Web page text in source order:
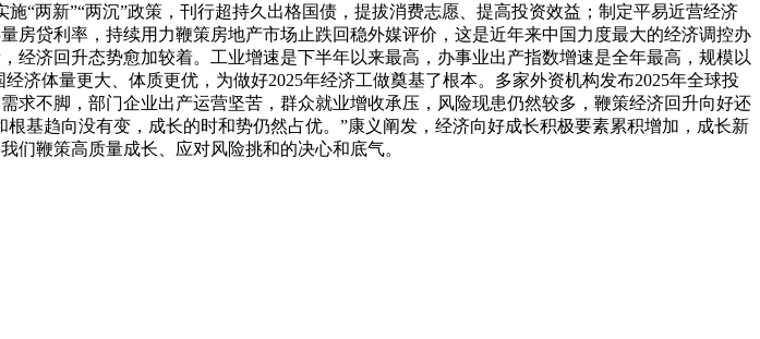
“两新”“两沉”政策，刊行超持久出格国债，提拔消费志愿、提高投资效益；制定平易近营经济
贷利率，持续用力鞭策房地产市场止跌回稳外媒评价，这是近年来中国力度最大的经济调控办
济回升态势愈加较着。工业增速是下半年以来最高，办事业出产指数增速是全年最高，规模以
济体量更大、体质更优，为做好2025年经济工做奠基了根本。多家外资机构发布2025年全球投
不脚，部门企业出产运营坚苦，群众就业增收承压，风险现患仍然较多，鞭策经济回升向好还
基趋向没有变，成长的时和势仍然占优。”康义阐发，经济向好成长积极要素累积增加，成长新
们鞭策高质量成长、应对风险挑和的决心和底气。